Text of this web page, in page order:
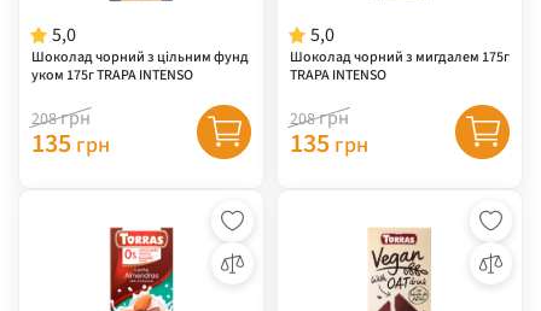
5,0
Шоколад чорний з цільним фунд
уком 175г TRAPA INTENSO
208грн
135 грн
5,0
Шоколад чорний з мигдалем 175г
TRAPA INTENSO
208грн
135 грн